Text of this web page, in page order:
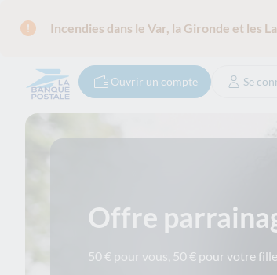
Incendies dans le Var, la Gironde et les
Ouvrir un compte Se
Offre
50 € pour vous, 50 € pour votre